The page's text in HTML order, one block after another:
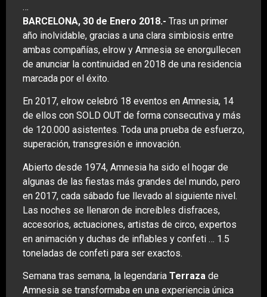
…
BARCELONA, 30 de Enero 2018.- Tras un primer
año inolvidable, gracias a una clara simbiosis entre
ambas compañías, elrow y Amnesia se enorgullecen
de anunciar la continuidad en 2018 de una residencia
marcada por el éxito.
En 2017, elrow celebró 18 eventos en Amnesia, 14
de ellos con SOLD OUT de forma consecutiva y más
de 120.000 asistentes. Toda una prueba de esfuerzo,
superación, transgresión e innovación.
Abierto desde 1974, Amnesia ha sido el hogar de
algunas de las fiestas más grandes del mundo, pero
en 2017, cada sábado fue llevado al siguiente nivel.
Las noches se llenaron de increíbles disfraces,
accesorios, actuaciones, artistas de circo, expertos
en animación y duchas de inflables y confeti … 1.5
toneladas de confeti para ser exactos.
Semana tras semana, la legendaria Terraza de
Amnesia se transformaba en una experiencia única